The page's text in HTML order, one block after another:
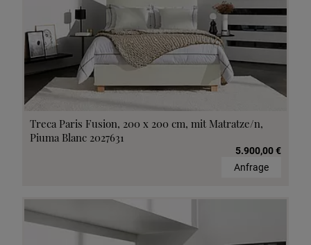
Treca Paris Fusion, 200 x 200 cm, mit Matratze/n,
Piuma Blanc 2027631
5.900,00 €
Anfrage